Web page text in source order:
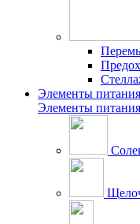
Элементы питания
Элементы питания